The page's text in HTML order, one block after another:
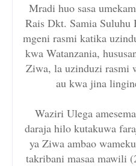
Mradi huo sasa
Rais Dkt. Samia Suluhu
mgeni rasmi katika
kwa Watanzania,
Ziwa, la uzinduzi rasmi
au kwa jina
Waziri Ulega
daraja hilo kutakuwa
ya Ziwa ambao
takribani masaa mawili